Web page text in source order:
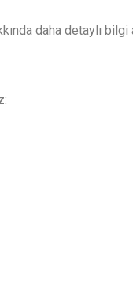
daha detaylı